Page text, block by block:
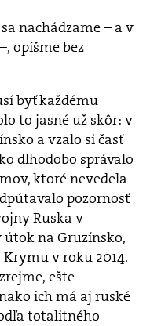
nachádzame – a v
opíšme bez
byť každému
to jasné už skôr: v
a vzalo si časť
dlhodobo správalo
ktoré nevedela
pozornosť
Ruska v
na Gruzínsko,
v roku 2014.
ešte
ich má aj ruské
totalitného